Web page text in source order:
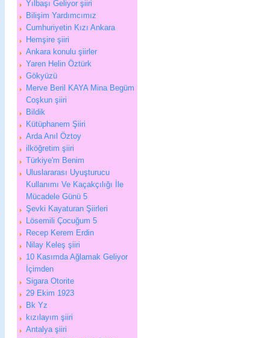
Yılbaşı Geliyor şiiri
Bilişim Yardımcımız
Cumhuriyetin Kızı Ankara
Hemşire şiiri
Ankara konulu şiirler
Yaren Helin Öztürk
Gökyüzü
Merve Beril KAYA Mina Begüm
Coşkun şiiri
Bildik
Kütüphanem Şiiri
Arda Anıl Öztoy
ilköğretim şiiri
Türkiye'm Benim
Uluslararası Uyuşturucu
Kullanımı Ve Kaçakçılığı İle
Mücadele Günü 5
Şevki Kayaturan Şiirleri
Lösemili Çocuğum 5
Recep Kerem Erdin
Nilay Keleş şiiri
10 Kasımda Ağlamak Geliyor
İçimden
Sigara Otorite
29 Ekim 1923
Bk Yz
kızılayım şiiri
Antalya şiiri